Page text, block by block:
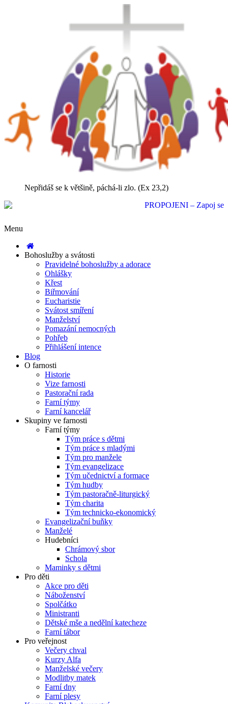
Nepřidáš se k většině, páchá-li zlo. (Ex 23,2)
Menu
Bohoslužby a svátosti
Pravidelné bohoslužby a adorace
Ohlášky
Křest
Biřmování
Eucharistie
Svátost smíření
Manželství
Pomazání nemocných
Pohřeb
Přihlášení intence
Blog
O farnosti
Historie
Vize farnosti
Pastorační rada
Farní týmy
Farní kancelář
Skupiny ve farnosti
Farní týmy
Tým práce s dětmi
Tým práce s mladými
Tým pro manžele
Tým evangelizace
Tým učednictví a formace
Tým hudby
Tým pastoračně-liturgický
Tým charita
Tým technicko-ekonomický
Evangelizační buňky
Manželé
Hudebníci
Chrámový sbor
Schola
Maminky s dětmi
Pro děti
Akce pro děti
Náboženství
Spolčátko
Ministranti
Dětské mše a nedělní katecheze
Farní tábor
Pro veřejnost
Večery chval
Kurzy Alfa
Manželské večery
Modlitby matek
Farní dny
Farní plesy